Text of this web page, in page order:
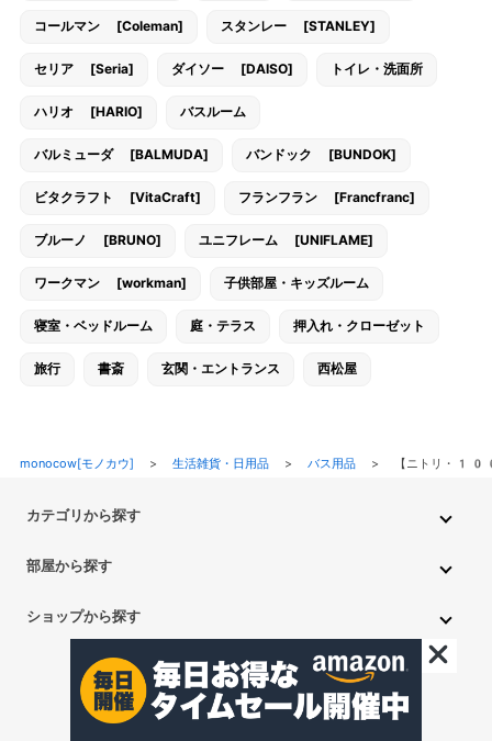
コールマン [Coleman] スタンレー [STANLEY]
セリア [Seria] ダイソー [DAISO] トイレ・洗面所
ハリオ [HARIO] バスルーム
バルミューダ [BALMUDA] バンドック [BUNDOK]
ビタクラフト [VitaCraft] フランフラン [Francfranc]
ブルーノ [BRUNO] ユニフレーム [UNIFLAME]
ワークマン [workman] 子供部屋・キッズルーム
寝室・ベッドルーム 庭・テラス 押入れ・クローゼット
旅行 書斎 玄関・エントランス 西松屋
monocow[モノカウ] > 生活雑貨・日用品> バス用品> 【ニトリ・
カテゴリから探す
ペット用品 ベビー・キッズ
不用品回収・買取
部屋から探す
子供部屋・キッズルーム 寝室・ベッドルーム 書斎
トイレ・洗面所 バスルーム 押入れ・クローゼット
玄関・エントランス 庭・テラス/a> 一人暮らし
ショップから探す
CAINZ
セリア
アイリスオーヤマ